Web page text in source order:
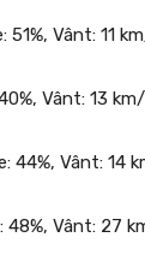
51%, Vânt: 11
Vânt: 13
44%, Vânt: 14
48%, Vânt: 27